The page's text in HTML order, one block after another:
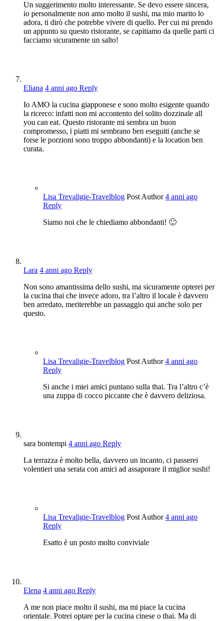
Un suggerimento molto interessante. Se devo essere sincera,
io personalmente non amo molto il sushi, ma mio marito lo
adora, ti dirò che potrebbe vivere di quello. Per cui mi prendo
un appunto su questo ristorante, se capitiamo da quelle parti ci
facciamo sicuramente un salto!
Eliana 4 anni ago Reply
Io AMO la cucina giapponese e sono molto esigente quando
la ricerco: infatti non mi accontento del solito dozzinale all
you can eat. Questo ristorante mi sembra un buon
compromesso, i piatti mi sembrano ben eseguiti (anche se
forse le porzioni sono troppo abbondanti) e la location ben
curata.
Lisa Trevaligie-Travelblog Post Author 4 anni ago
Reply
Siamo noi che le chiediamo abbondanti! 🙂
Lara 4 anni ago Reply
Non sono amantissima dello sushi, ma sicuramente opterei per
la cucina thai che invece adoro, tra l’altro il locale è davvero
ben arredato, meriterebbe un passaggio qui anche solo per
questo.
Lisa Trevaligie-Travelblog Post Author 4 anni ago
Reply
Si anche i miei amici puntano sulla thai. Tra l’altro c’è
una zuppa di cocco piccante che è davvero deliziosa.
sara bontempi 4 anni ago Reply
La terrazza è molto bella, davvero un incanto, ci passerei
volentieri una serata con amici ad assaporare il miglior sushi!
Lisa Trevaligie-Travelblog Post Author 4 anni ago
Reply
Esatto è un posto molto conviviale
Elena 4 anni ago Reply
A me non piace molto il sushi, ma mi piace la cucina
orientale. Potrei optare per la cucina cinese o thai. Ma di